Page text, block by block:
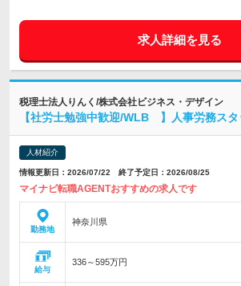
求人詳細を見る
税理士法人りんく/株式会社ビジネス・デザイン
【社労士勉強中歓迎/WLB 】人事労務スタ
人材紹介
情報更新日：2026/07/22 終了予定日：2026/08/25
マイナビ転職AGENTおすすめの求人です
勤務地
神奈川県
給与
336～595万円